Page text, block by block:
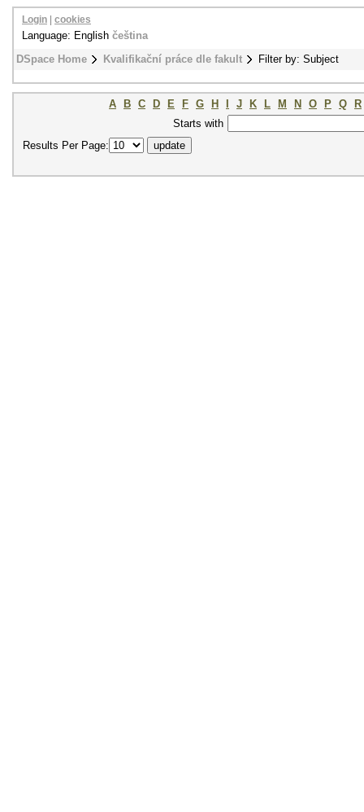
DSpace Home Kvalifikační práce dle fakult Filter by: Subject
Login cookies
Language: English čeština
A B C D E F G H J K L M N O P Q
R
Starts with
Results Per Page: